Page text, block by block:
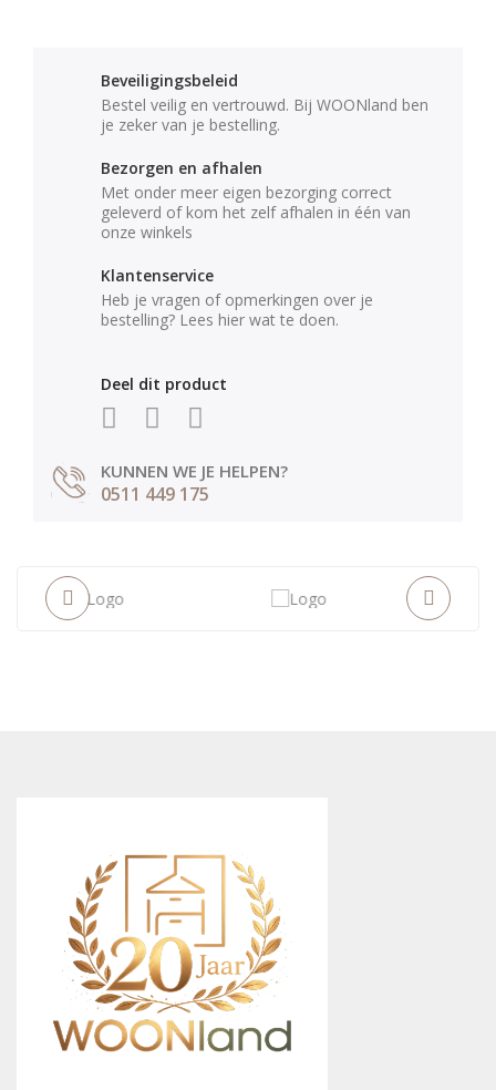
Beveiligingsbeleid
Bestel veilig en vertrouwd. Bij WOONland ben
je zeker van je bestelling.
Bezorgen en afhalen
Met onder meer eigen bezorging correct
geleverd of kom het zelf afhalen in één van
onze winkels
Klantenservice
Heb je vragen of opmerkingen over je
bestelling? Lees hier wat te doen.
Deel dit product
KUNNEN WE JE HELPEN?
0511 449 175